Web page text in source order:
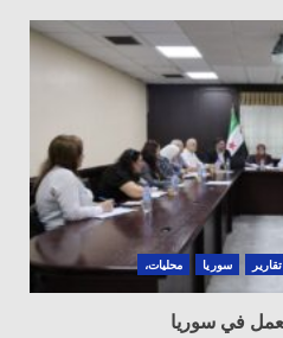
تقارير سوريا محليات،
في سوريا